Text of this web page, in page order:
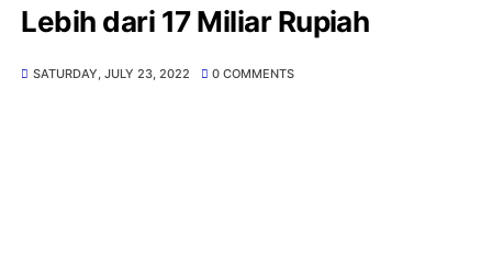
Lebih dari 17 Miliar Rupiah
SATURDAY, JULY 23, 2022 0 COMMENTS